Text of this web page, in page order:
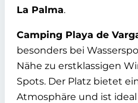
La Palma.
Camping Playa de
besonders bei
Nähe zu erstklassigen
Spots. Der Platz bietet
Atmosphäre und ist